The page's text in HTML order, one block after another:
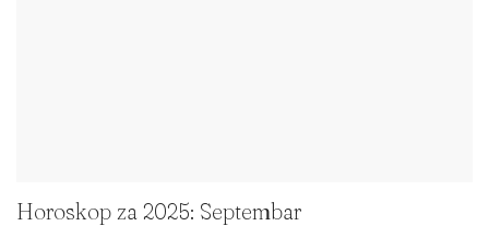
Horoskop za 2025: Septembar